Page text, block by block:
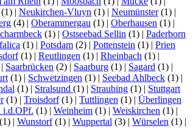
(1) | Neukirchen-Vluyn (1) | Neumünster(1) |
(4) | Oberammergau (1) | Oberhausen (1) |
(1) | Ostseebad Sellin (1) | Paderborn
(1) | Potsdam (2) | Pottenstein (1) | Prien
(1) | Reutlingen (1) | Rheinbach (1) |
| Saarbrücken (2) | Saarburg (1) | Sagard (1) |
(1) | Schwetzingen (1) | Seebad Ahlbeck (1) |
(1) | Stralsund (1) | Straubing (1) | Stuttgart
(1) | Troisdorf(1) | Tuttlingen (1) | Überlingen
i.d.OPf. (1) | Weinheim (1) | Weiskirchen (1) |
(1) | Wunstorf(1) | Wuppertal (3) | Würselen (1) |